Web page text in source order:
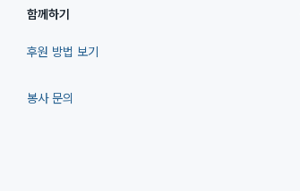
함께하기
후원 방법 보기
봉사 문의